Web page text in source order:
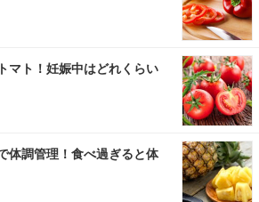
マト！妊娠中はどれくらい
体調管理！食べ過ぎると体